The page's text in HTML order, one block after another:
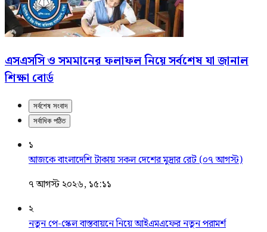
এসএসসি ও সমমানের ফলাফল নিয়ে সর্বশেষ যা জানাল
শিক্ষা বোর্ড
সর্বশেষ সংবাদ
সর্বাধিক পঠিত
১
আজকে বাংলাদেশি টাকায় সকল দেশের মুদ্রার রেট (০৭ আগস্ট)
৭ আগস্ট ২০২৬, ১৫:১১
২
নতুন পে-স্কেল বাস্তবায়নে নিয়ে আইএমএফের নতুন পরামর্শ